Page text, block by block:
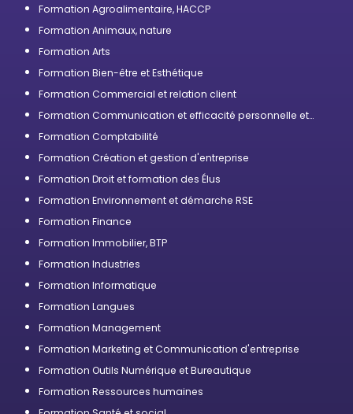
Formation Agroalimentaire, HACCP
Formation Animaux, nature
Formation Arts
Formation Bien-être et Esthétique
Formation Commercial et relation client
Formation Communication et efficacité personnelle et
Formation Comptabilité
Formation Création et gestion d'entreprise
Formation Droit et formation des Élus
Formation Environnement et démarche RSE
Formation Finance
Formation Immobilier, BTP
Formation Industries
Formation Informatique
Formation Langues
Formation Management
Formation Marketing et Communication d'entreprise
Formation Outils Numérique et Bureautique
Formation Ressources humaines